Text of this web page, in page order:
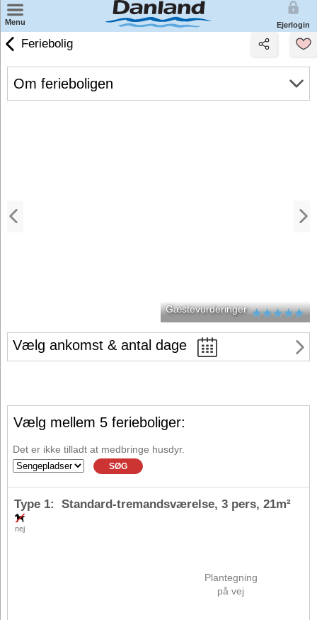
Menu Ejerlogin
Find feriecenter på kort
Wellness
Miniferie
Feriebolig
Gæstevurderinger
Vælg ankomst & antal dage
Vælg mellem 5 ferieboliger:
Det er ikke tilladt at medbringe husdyr.
SØG
nej
Type 1: Standard-tremandsværelse, 3 pers, 21m²
Plantegning
på vej
Om ferieboligen